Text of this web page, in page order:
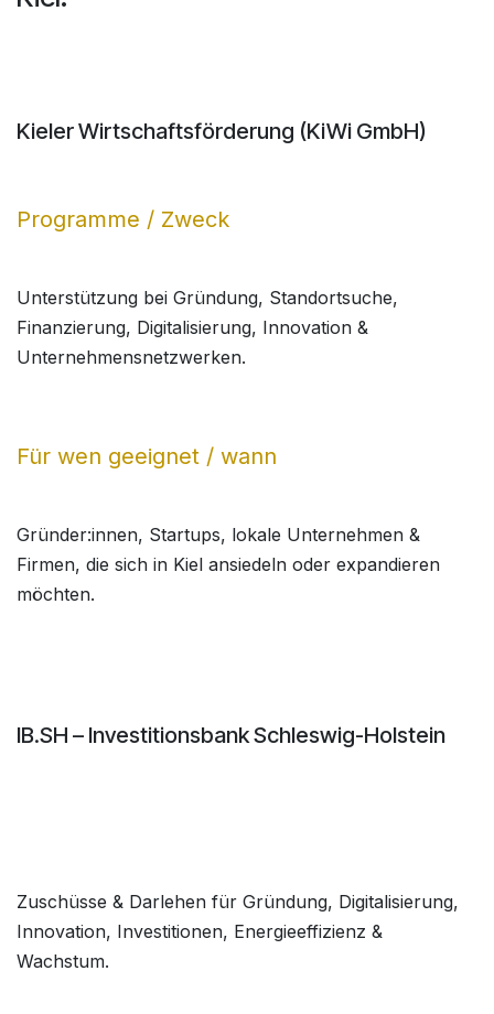
Kieler Wirtschaftsförderung (KiWi GmbH)
Programme / Zweck
Unterstützung bei Gründung, Standortsuche,
Finanzierung, Digitalisierung, Innovation &
Unternehmensnetzwerken.
Für wen geeignet / wann
Gründer:innen, Startups, lokale Unternehmen &
Firmen, die sich in Kiel ansiedeln oder expandieren
möchten.
IB.SH – Investitionsbank Schleswig-Holstein
Zuschüsse & Darlehen für Gründung, Digitalisierung,
Innovation, Investitionen, Energieeffizienz &
Wachstum.